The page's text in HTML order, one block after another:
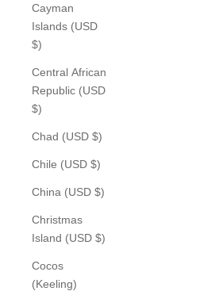
Cayman
Islands (USD
$)
Central African
Republic (USD
$)
Chad (USD $)
Chile (USD $)
China (USD $)
Christmas
Island (USD $)
Cocos
(Keeling)